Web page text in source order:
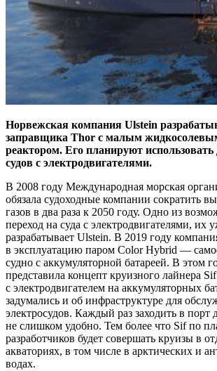
Норвежская компания Ulstein
заправщика Thor с малым
реактором. Его планируют использовать
судов с электродвигателями.
В 2008 году Международная морская
обязала судоходные компании сократить
газов в два раза к 2050 году. Одно из
переход на суда с электродвигателями, их
разрабатывает Ulstein. В 2019 году
в эксплуатацию паром Color Hybrid —
судно с аккумуляторной батареей. В этом
представила концепт круизного лайнера Sif
с электродвигателем на аккумуляторных
задумались и об инфраструктуре для
электросудов. Каждый раз заходить в порт
не слишком удобно. Тем более что Sif по
разработчиков будет совершать круизы в
акваториях, в том числе в арктических и
водах.